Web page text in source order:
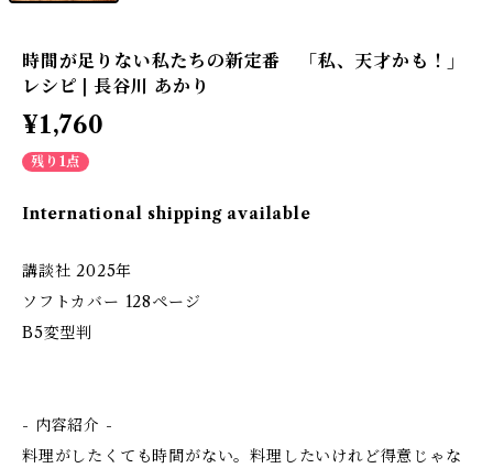
時間が足りない私たちの新定番 「私、天才かも！」
レシピ | 長谷川 あかり
¥1,760
残り1点
International shipping available
講談社 2025年
ソフトカバー 128ページ
B5変型判
- 内容紹介 -
料理がしたくても時間がない。料理したいけれど得意じゃな